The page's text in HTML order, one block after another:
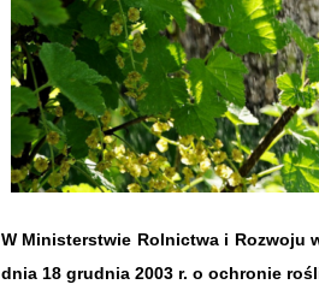
W Ministerstwie Rolnictwa i Rozwoju
dnia 18 grudnia 2003 r. o ochronie